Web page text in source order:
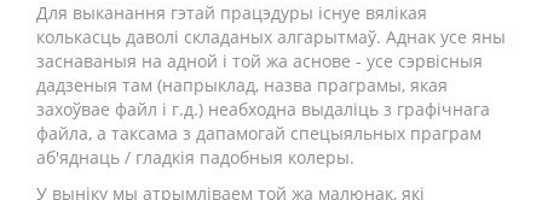
Для выканання гэтай працэдуры існуе вялікая
колькасць даволі складаных алгарытмаў. Аднак усе яны
заснаваныя на адной і той жа аснове - усе сэрвісныя
дадзеныя там (напрыклад, назва праграмы, якая
захоўвае файл і г.д.) неабходна выдаліць з графічнага
файла, а таксама з дапамогай спецыяльных праграм
аб'яднаць / гладкія падобныя колеры.
У выніку мы атрымліваем той жа малюнак, які